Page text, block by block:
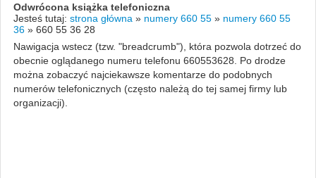
Odwrócona książka telefoniczna
Jesteś tutaj: strona główna » numery 660 55 » numery 660 55
36 » 660 55 36 28
Nawigacja wstecz (tzw. "breadcrumb"), która pozwola dotrzeć do
obecnie oglądanego numeru telefonu 660553628. Po drodze
można zobaczyć najciekawsze komentarze do podobnych
numerów telefonicznych (często należą do tej samej firmy lub
organizacji).